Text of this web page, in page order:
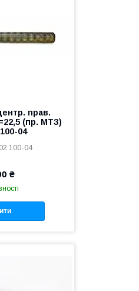
прав.
(пр. МТЗ)
04
04
₴